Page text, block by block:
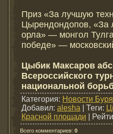
Приз «За лучшую
Цырендондопов, «За
орла» — монгол
победе» —
Цыбик Максаров
Всероссийского
национальной
Категория: Новости
Добавил: alesha Теги:
Красной площади
Всего комментариев: 0